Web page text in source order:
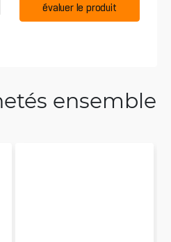
évaluer le produit
ensemble